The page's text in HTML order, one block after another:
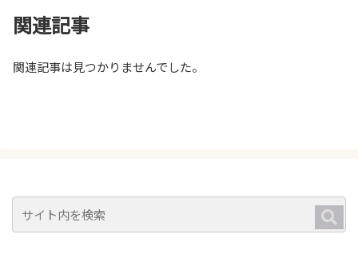
関連記事
関連記事は見つかりませんでした。